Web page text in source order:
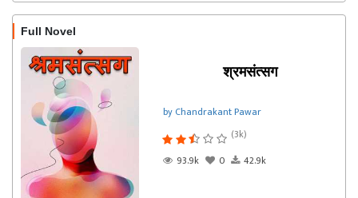
Full Novel
श्रमसंत्सग
by Chandrakant Pawar
(3k)
93.9k
0 42.9k